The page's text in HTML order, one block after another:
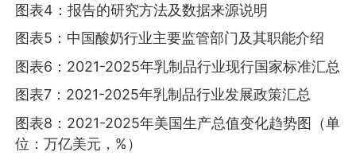
图表4：报告的研究方法及数据来源说明
图表5：中国酸奶行业主要监管部门及其职能介绍
图表6：2021-2025年乳制品行业现行国家标准汇总
图表7：2021-2025年乳制品行业发展政策汇总
图表8：2021-2025年美国生产总值变化趋势图（单
位：万亿美元，%）